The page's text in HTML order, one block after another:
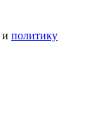
и политику